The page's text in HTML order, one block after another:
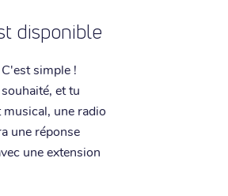
disponible
simple !
et tu
une radio
une réponse
une extension